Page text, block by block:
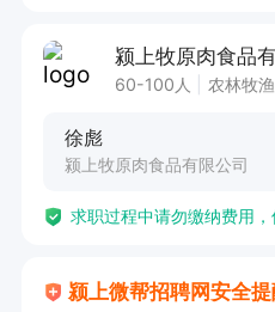
颍上牧原肉食品
60-100人 农林牧
徐彪
颍上牧原肉食品有限公司
求职过程中请勿缴纳费用，
颍上微帮招聘网安全